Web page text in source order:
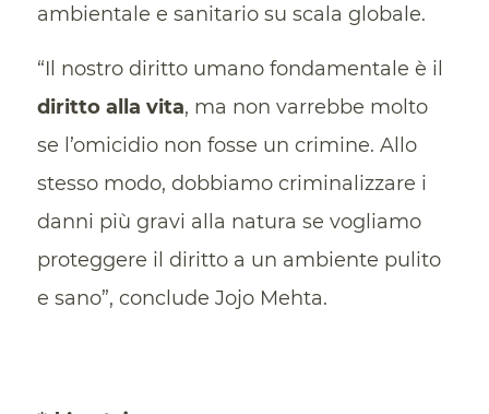
ambientale e sanitario su scala globale.
“Il nostro diritto umano fondamentale è il
diritto alla vita, ma non varrebbe molto
se l’omicidio non fosse un crimine. Allo
stesso modo, dobbiamo criminalizzare i
danni più gravi alla natura se vogliamo
proteggere il diritto a un ambiente pulito
e sano”, conclude Jojo Mehta.